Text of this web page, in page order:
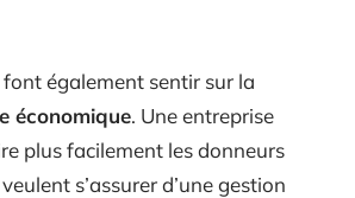
font également sentir sur la
économique. Une entreprise
plus facilement les donneurs
s’assurer d’une gestion